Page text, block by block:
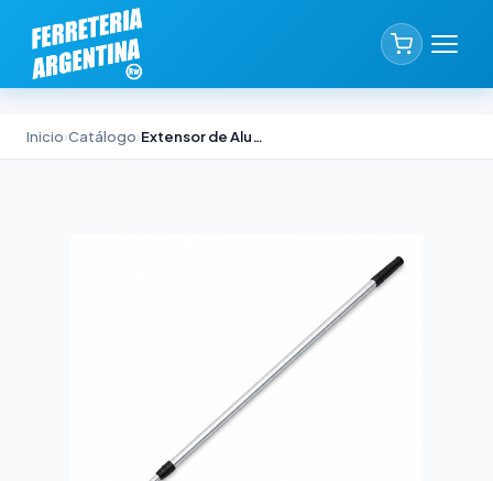
Inicio›Catálogo› Extensor de Aluminio Bambin 6 metros